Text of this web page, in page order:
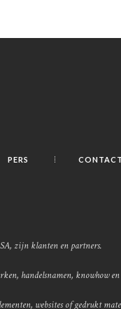
PERS CONTACT
zijn klanten en partners.
handelsnamen, knowhow en
websites of gedrukt